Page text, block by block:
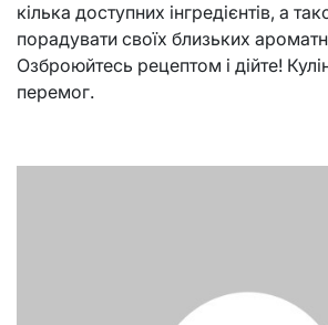
кілька доступних інгредієнтів, а
порадувати своїх близьких
Озброюйтесь рецептом і дійте!
перемог.